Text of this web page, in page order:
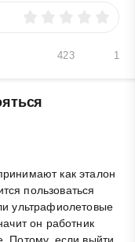
1
423
как эталон
пользоваться
ультрафиолетовые
он работник